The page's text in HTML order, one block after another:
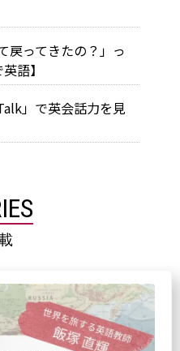
戻ってきたの？」っ
語】
」で英会話力を見